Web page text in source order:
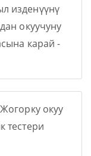
изденүүнү
окуучуну
карай -
окуу
тестери